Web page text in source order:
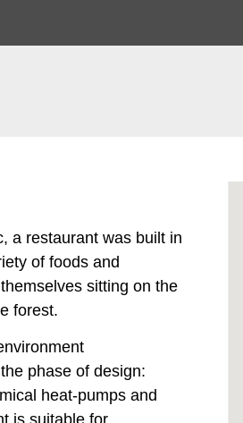
a restaurant was built in
of foods and
sitting on the
forest.
phase of design:
heat-pumps and
is suitable for